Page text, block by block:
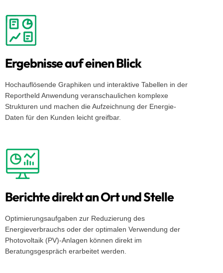
Ergebnisse auf einen Blick
Hochauflösende Graphiken und interaktive Tabellen in der
Reportheld Anwendung veranschaulichen komplexe
Strukturen und machen die Aufzeichnung der Energie-
Daten für den Kunden leicht greifbar.
Berichte direkt an Ort und Stelle
Optimierungsaufgaben zur Reduzierung des
Energieverbrauchs oder der optimalen Verwendung der
Photovoltaik (PV)-Anlagen können direkt im
Beratungsgespräch erarbeitet werden​.